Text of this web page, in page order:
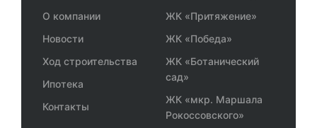
О компании
Новости
Ход строительства
Ипотека
Контакты
ЖК «Притяжение»
ЖК «Победа»
ЖК «Ботанический
сад»
ЖК «мкр. Маршала
Рокоссовского»